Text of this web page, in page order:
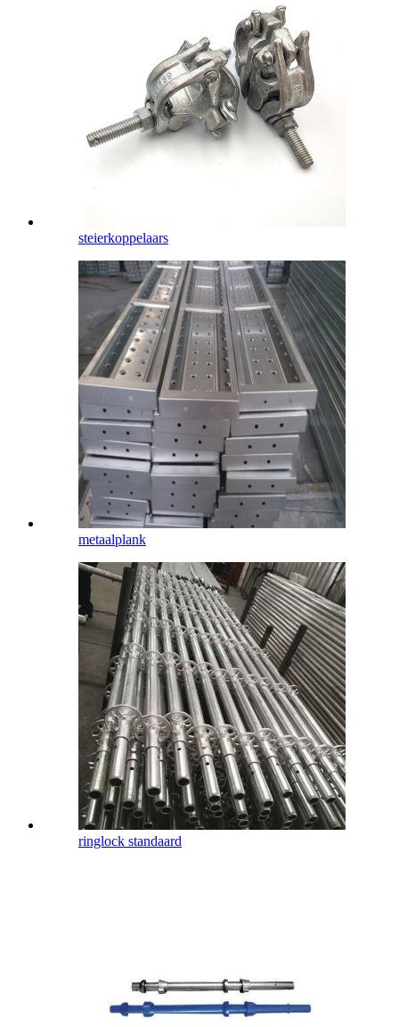
steierkoppelaars
metaalplank
ringlock standaard